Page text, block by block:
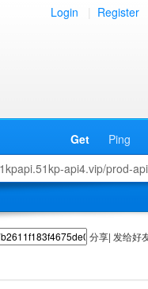
Login Register
Get Ping
分享| 发给好